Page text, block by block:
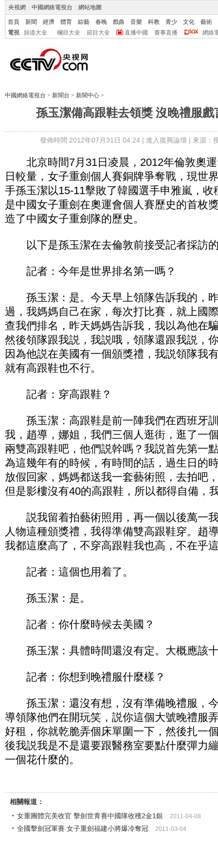
央視網 中國網絡電視台 網站地圖
首頁 新聞 經濟 體育 綜藝 春晚 戲曲 音樂 科教 青少 文化
藝術
電視
頻道大全 欄目大全 節目大全 直播中國 賽事直播 網絡
中國網絡電視台 > 新聞台 > 新聞中心 >
孫玉潔備高跟鞋去領獎 沒晚禮服戲
發佈時間:2012年07月31日 04:24 | 進入復興論壇 | 來源：
北京時間7月31日凌晨，2012年倫敦奧運
日較量，女子重劍個人賽銅牌爭奪戰，現世
手孫玉潔以15-11擊敗了韓國選手申雅嵐，
是中國女子重劍在奧運會個人賽歷史的首枚
造了中國女子重劍隊的歷史。
以下是孫玉潔在去倫敦前接受記者採訪
記者：今年是世界排名第一嗎？
孫玉潔：是。今天早上領隊告訴我的，
過，我媽媽自己在家，每次打比賽，就上國
查我們排名，昨天媽媽告訴我，我以為他在
然後領隊跟我説，我説哦，領隊還跟我説，
因為他説在美國有一個頒獎禮，我説領隊我
就有高跟鞋也不行。
記者：穿高跟鞋？
孫玉潔：高跟鞋是前一陣我們在西班牙
我，趙導，娜姐，我們三個人逛街，逛了一
兩雙高跟鞋吧，他們説幹嗎？我説首先第一
為這幾年有的時候，有時間的話，過生日的
放假回家，媽媽都送我一套藝術照，去拍吧
但是影樓沒有40的高跟鞋，所以都得自備，
説我留着拍藝術照用，再一個以後萬一
人物這種頒獎禮，我得準備雙高跟鞋穿。趙
我都這麼高了，不穿高跟鞋我也高，不在乎
記者：這個也用着了。
孫玉潔：是。
記者：你什麼時候去美國？
孫玉潔：具體時間還沒有定。大概應該
記者：你想到晚禮服什麼樣？
孫玉潔：還沒有想，沒有準備晚禮服，
導領隊他們在開玩笑，説你這個大號晚禮服
好租，你就乾脆弄個床單圍一下，然後扎一
後我説我是不是還要跟醫務室要點什麼彈力
一個花什麼的。
相關報道：
女重團體完美收官 擊劍世青賽中國隊收穫2金1銀
2011-04-08
全國擊劍冠軍賽 女子重劍福建小將爆冷奪冠 2011-03-04